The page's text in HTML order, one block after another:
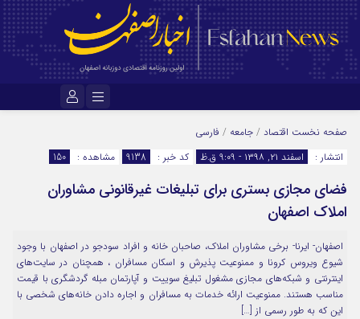
رمز عبور
مرا به خاطر بسپار
صفحه نخست اقتصاد / جامعه / فارسی
انتشار :
اسفند ۲۱, ۱۳۹۸ - 9:09 ق.ظ کد خبر : 9138 مشاهده : 150
فضای مجازی بستری برای تبلیغات غیرقانونی مشاوران
املاک اصفهان
اصفهان- ایرنا- برخی مشاوران املاک، صاحبان خانه‌ و افراد سودجو در اصفهان با وجود
شیوع ویروس کرونا و ممنوعیت پذیرش و اسکان مسافران ، همچنان در سایت‌های
اینترنتی و شبکه‌های مجازی مشغول تبلیغ سوییت و آپارتمان مبله گردشگری با قیمت
مناسب هستند. ممنوعیت ارائه خدمات به مسافران و اجاره دادن خانه‌های شخصی با
این که به طور رسمی از […]